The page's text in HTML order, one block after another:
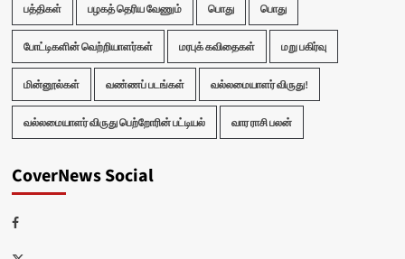
பத்திகள் பழகத் தெரிய வேணும் பொது பொது
போட்டிகளின் வெற்றியாளர்கள் மரபுக் கவிதைகள் மறு பகிர்வு
மின்னூல்கள் வண்ணப் படங்கள் வல்லமையாளர் விருது!
வல்லமையாளர் விருது பெற்றோரின் பட்டியல் வார ராசி பலன்
CoverNews Social
Facebook